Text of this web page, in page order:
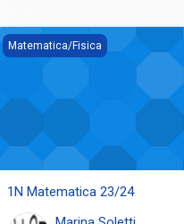
1N Matematica 23/24
Matematica/Fisica
1N Matematica 23/24